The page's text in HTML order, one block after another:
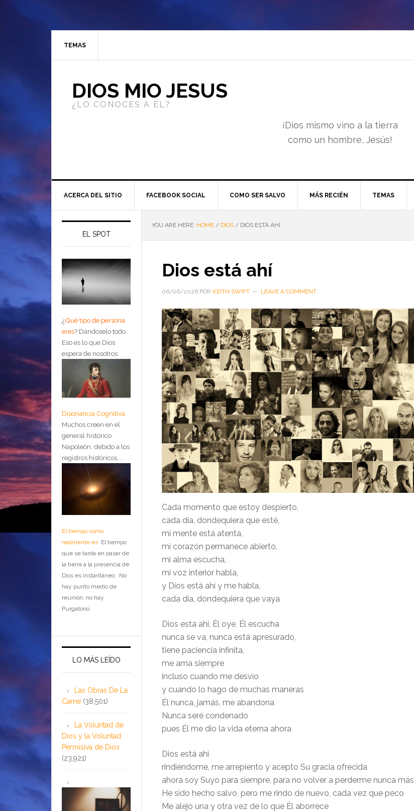
TEMAS
DIOS MIO JESUS
¿LO CONOCES A ÉL?
¡Dios mismo vino a la tierra
como un hombre, Jesús!
ACERCA DEL SITIO FACEBOOK SOCIAL COMO SER SALVO MÁS RECIÉN TEMAS
YOU ARE HERE: HOME / DIOS / DIOS ESTÁ AHÍ
Dios está ahí
06/06/2026 POR KEITH SWIFT LEAVE A COMMENT
Cada momento que estoy despierto,
cada día, dondequiera que esté,
mi mente está atenta,
mi corazón permanece abierto,
mi alma escucha,
mi voz interior habla,
y Dios está ahí y me habla,
cada día, dondequiera que vaya
Dios está ahí, Él oye, Él escucha
nunca se va, nunca está apresurado,
tiene paciencia infinita,
me ama siempre
incluso cuando me desvío
y cuando lo hago de muchas maneras
Él nunca, jamás, me abandona
Nunca seré condenado
pues Él me dio la vida eterna ahora
Dios está ahí
rindiéndome, me arrepiento y acepto Su gracia ofrecida
ahora soy Suyo para siempre, para no volver a perderme nunca más
He sido hecho salvo, pero me rindo de nuevo, cada vez que peco
Me alejo una y otra vez de lo que Él aborrece
EL SPOT
¿Qué tipo de persona
eres? Dándoselo todo.
Eso es lo que Dios
espera de nosotros.
Disonancia Cognitiva
Muchos creen en el
general histórico
Napoleón, debido a los
registros históricos....
El tiempo como
realmente es El tiempo
que se tarda en pasar de
la tierra a la presencia de
Dios es instantáneo. No
hay punto medio de
reunión, no hay
Purgatorio.
LO MÁS LEÍDO
Las Obras De La
Carne (38,501)
La Voluntad de
Dios y la Voluntad
Permisiva de Dios
(23,921)